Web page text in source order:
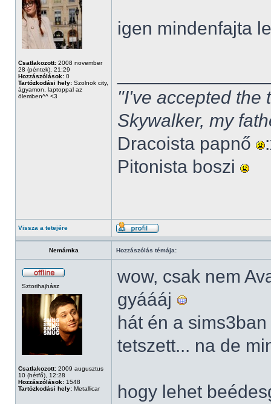
Csatlakozott: 2008 november
28 (péntek), 21:29
Hozzászólások: 0
Tartózkodási hely: Szolnok city,
ágyamon, laptoppal az
ölemben^^ <3
igen mindenfajta
"I've accepted the
Skywalker, my
Dracoista papnő
Pitonista boszi
Vissza a tetejére
Nemámka Hozzászólás témája:
Sztorihajhász
Csatlakozott: 2009 augusztus
10 (hétfő), 12:28
Hozzászólások: 1548
Tartózkodási hely: Metallicar
wow, csak nem
gyáááj
hát én a
tetszett... na de
hogy lehet